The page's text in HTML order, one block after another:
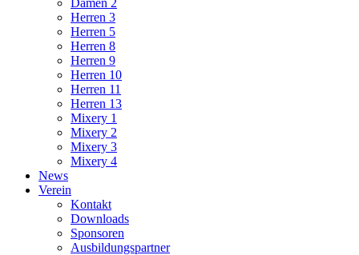
Damen 2
Herren 3
Herren 5
Herren 8
Herren 9
Herren 10
Herren 11
Herren 13
Mixery 1
Mixery 2
Mixery 3
Mixery 4
News
Verein
Kontakt
Downloads
Sponsoren
Ausbildungspartner